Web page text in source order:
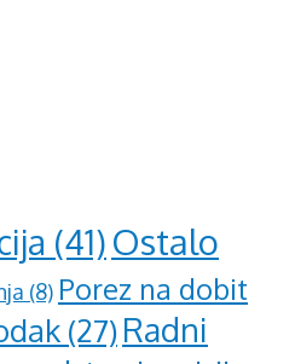
(41)Ostalo
(8) Porez na dobit
(27)Radni